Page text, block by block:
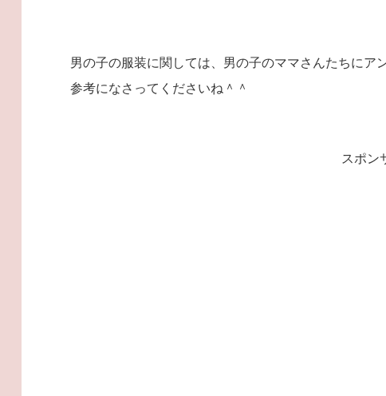
男の子の服装に関しては、男の子のママさんたちに
参考になさってくださいね＾＾
スポン